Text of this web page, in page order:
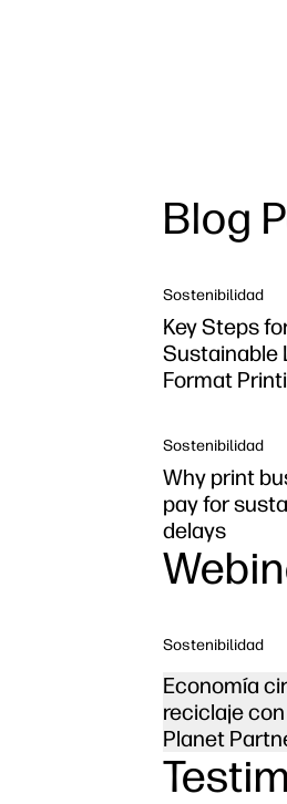
Blog
Sostenibilidad
Key Steps
Sustainable
Format
Sostenibilidad
Why print
pay for
delays
Sostenibilidad
Economía
reciclaje con
Planet